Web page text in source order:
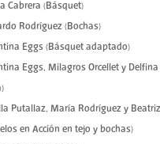
Cabrera (Básquet)
Rodríguez (Bochas)
Eggs (Básquet adaptado)
Eggs, Milagros Orcellet y
Putallaz, María Rodríguez y
en Acción en tejo y bochas)